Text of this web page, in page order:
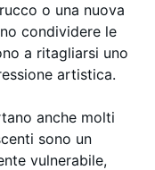
o una nuova
condividere le
a ritagliarsi uno
artistica.
anche molti
sono un
vulnerabile,